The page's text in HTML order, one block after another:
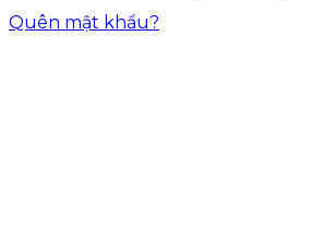
Quên mật khẩu?